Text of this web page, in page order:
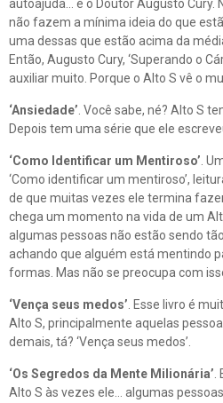
autoajuda… é o Doutor Augusto Cury.
não fazem a mínima ideia do que
uma dessas que estão acima da
Então, Augusto Cury, ‘Superando o
auxiliar muito. Porque o Alto S vê o
‘Ansiedade’ . Você sabe, né? Alto S
Depois tem uma série que ele
‘Como Identificar um Mentiroso’ .
‘Como identificar um mentiroso’,
de que muitas vezes ele termina
chega um momento na vida de um
algumas pessoas não estão sendo
achando que alguém está mentindo
formas. Mas não se preocupa com
‘Vença seus medos’ . Esse livro é
Alto S, principalmente aquelas
demais, tá? ‘Vença seus medos’.
‘Os Segredos da Mente Milionária’
Alto S às vezes ele… algumas